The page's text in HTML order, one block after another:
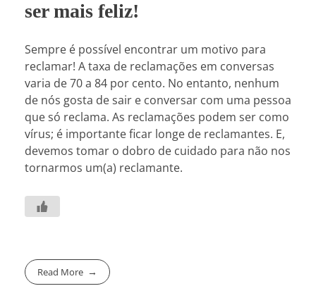
ser mais feliz!
Sempre é possível encontrar um motivo para
reclamar! A taxa de reclamações em conversas
varia de 70 a 84 por cento. No entanto, nenhum
de nós gosta de sair e conversar com uma pessoa
que só reclama. As reclamações podem ser como
vírus; é importante ficar longe de reclamantes. E,
devemos tomar o dobro de cuidado para não nos
tornarmos um(a) reclamante.
Read More